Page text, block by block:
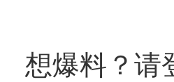
想爆料？请